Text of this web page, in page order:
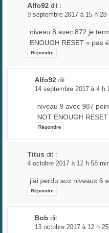
Alfo92 dit :
9 septembre 2017 à 15 h 28
niveau 8 avec 872 je
ENOUGH RESET » pas
Répondre
Alfo92 dit :
14 septembre 2017 à 4 h
niveau 9 avec 987
NOT ENOUGH
Répondre
Titus dit :
4 octobre 2017 à 12 h 58
j’ai perdu aux niveaux 6
Répondre
Bob dit :
13 octobre 2017 à 12 h